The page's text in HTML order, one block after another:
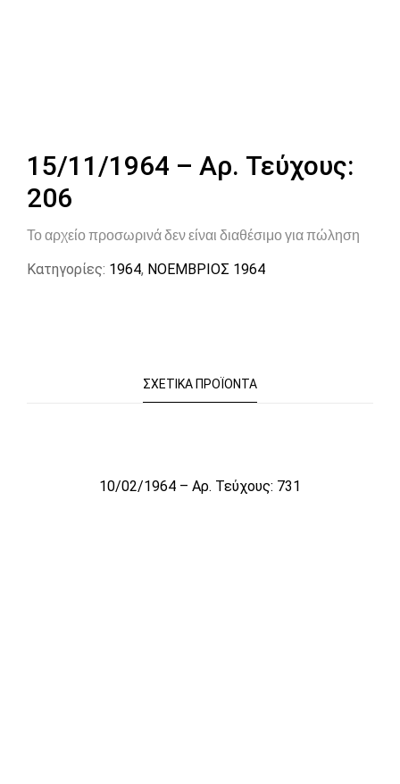
15/11/1964 – Αρ. Τεύχους:
206
Το αρχείο προσωρινά δεν είναι διαθέσιμο για πώληση
Κατηγορίες: 1964, ΝΟΕΜΒΡΙΟΣ 1964
ΣΧΕΤΙΚΆ ΠΡΟΪΌΝΤΑ
Το αρχείο προσωρινά δεν είναι διαθέσιμο για πώληση
10/02/1964 – Αρ. Τεύχους: 731